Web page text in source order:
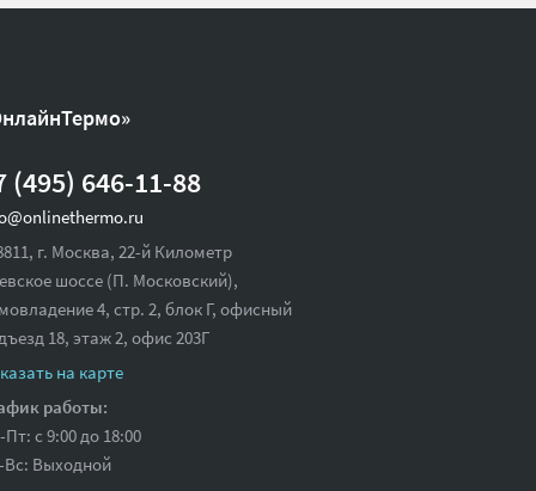
(495) 646-11-88
г. Москва, 22-й Километр
шоссе (П. Московский),
4, стр. 2, блок Г, офисный
18,этаж 2, офис 203Г
на карте
работы:
с 9:00 до 18:00
Вс: Выходной